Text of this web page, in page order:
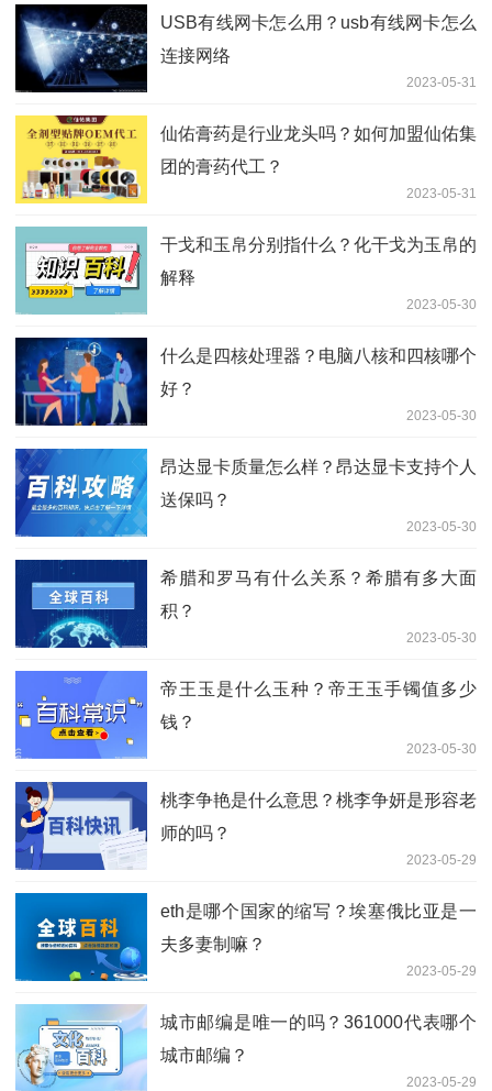
USB有线网卡怎么用？usb有线网卡怎么
连接网络
2023-05-31
仙佑膏药是行业龙头吗？如何加盟仙佑集
团的膏药代工？
2023-05-31
干戈和玉帛分别指什么？化干戈为玉帛的
解释
2023-05-30
什么是四核处理器？电脑八核和四核哪个
好？
2023-05-30
昂达显卡质量怎么样？昂达显卡支持个人
送保吗？
2023-05-30
希腊和罗马有什么关系？希腊有多大面
积？
2023-05-30
帝王玉是什么玉种？帝王玉手镯值多少
钱？
2023-05-30
桃李争艳是什么意思？桃李争妍是形容老
师的吗？
2023-05-29
eth是哪个国家的缩写？埃塞俄比亚是一
夫多妻制嘛？
2023-05-29
城市邮编是唯一的吗？361000代表哪个
城市邮编？
2023-05-29